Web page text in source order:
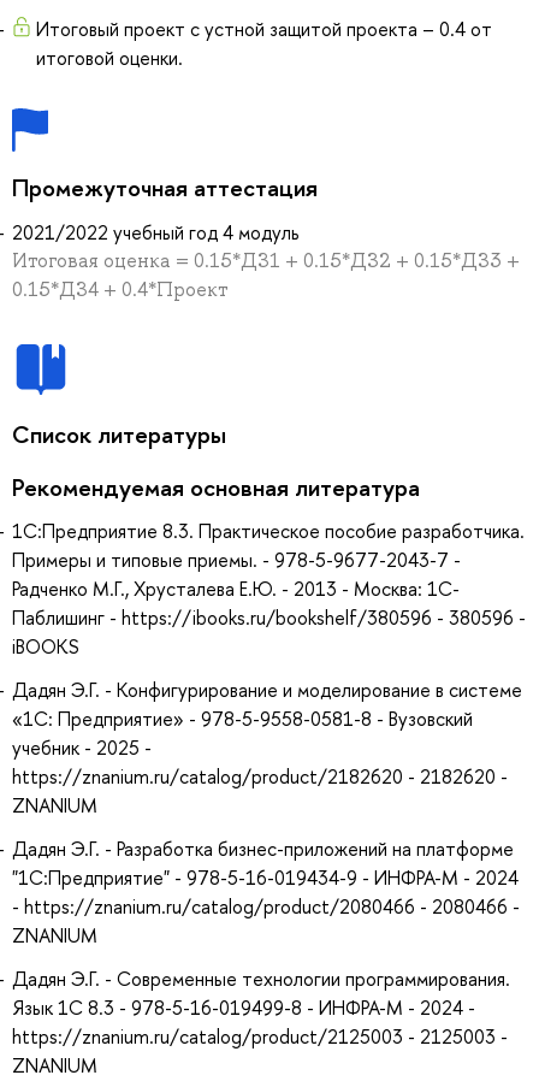
Итоговый проект с устной защитой проекта – 0.4 от
итоговой оценки.
Промежуточная аттестация
2021/2022 учебный год 4 модуль
Итоговая оценка = 0.15*ДЗ1 + 0.15*ДЗ2 + 0.15*ДЗ3 +
0.15*ДЗ4 + 0.4*Проект
Список литературы
Рекомендуемая основная литература
1С:Предприятие 8.3. Практическое пособие разработчика.
Примеры и типовые приемы. - 978-5-9677-2043-7 -
Радченко М.Г., Хрусталева Е.Ю. - 2013 - Москва: 1С-
Паблишинг - https://ibooks.ru/bookshelf/380596 - 380596 -
iBOOKS
Дадян Э.Г. - Конфигурирование и моделирование в системе
«1С: Предприятие» - 978-5-9558-0581-8 - Вузовский
учебник - 2025 -
https://znanium.ru/catalog/product/2182620 - 2182620 -
ZNANIUM
Дадян Э.Г. - Разработка бизнес-приложений на платформе
"1С:Предприятие" - 978-5-16-019434-9 - ИНФРА-М - 2024
- https://znanium.ru/catalog/product/2080466 - 2080466 -
ZNANIUM
Дадян Э.Г. - Современные технологии программирования.
Язык 1С 8.3 - 978-5-16-019499-8 - ИНФРА-М - 2024 -
https://znanium.ru/catalog/product/2125003 - 2125003 -
ZNANIUM